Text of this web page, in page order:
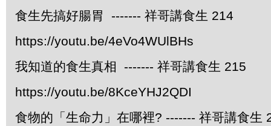
食生先搞好腸胃 ------- 祥哥講食生 214
https://youtu.be/4eVo4WUlBHs
我知道的食生真相 ------- 祥哥講食生 215
https://youtu.be/8KceYHJ2QDI
食物的「生命力」在哪裡? ------- 祥哥講食生